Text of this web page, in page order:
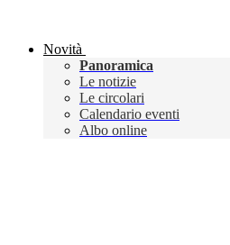
Novità
Panoramica
Le notizie
Le circolari
Calendario eventi
Albo online